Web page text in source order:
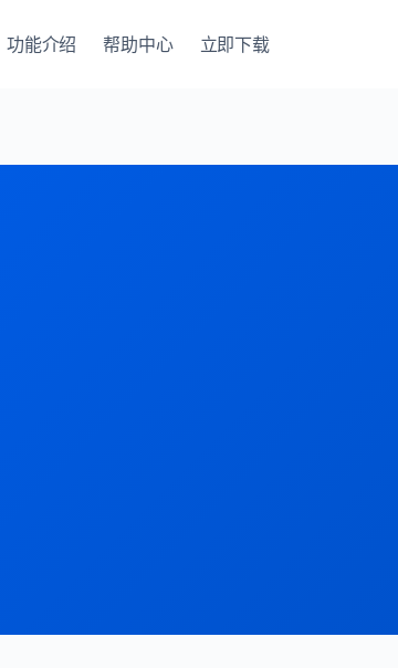
功能介绍 帮助中心 立即下载